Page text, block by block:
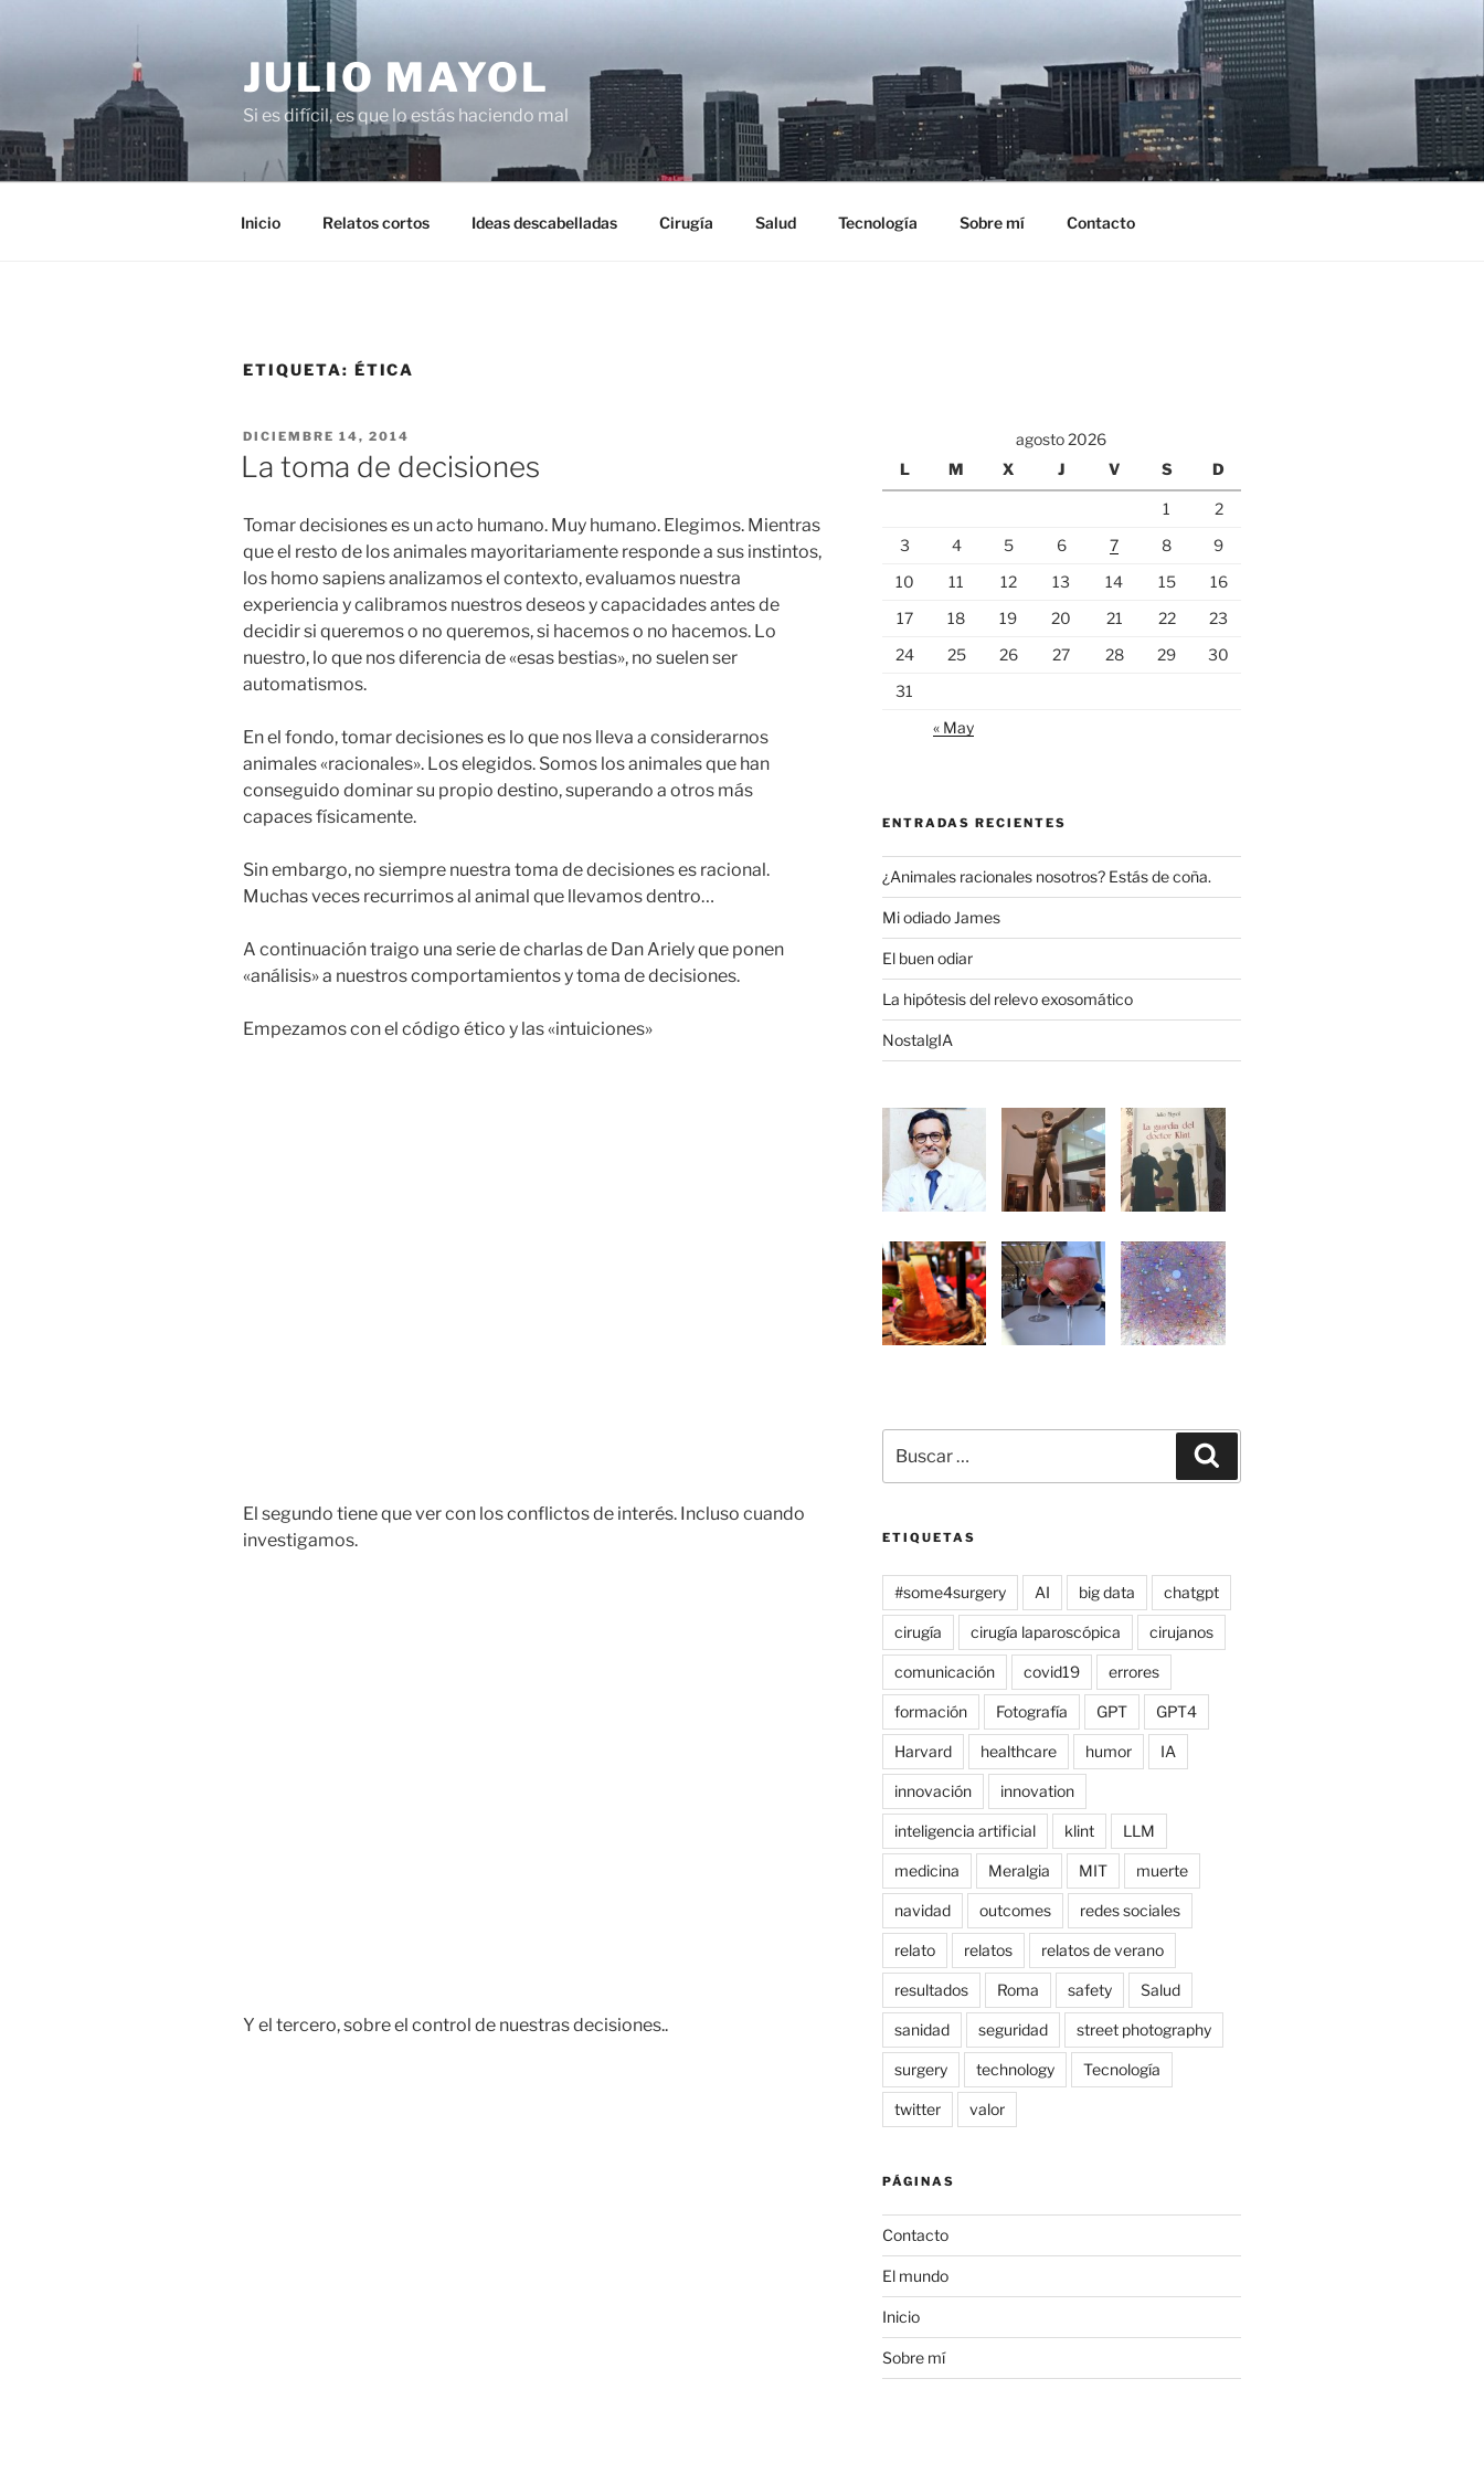
JULIO MAYOL
Si es difícil, es que lo estás haciendo mal
Inicio Relatos cortos Ideas descabelladas Cirugía Salud Tecnología Sobre mí Contacto
ETIQUETA: ÉTICA
PUBLICADO
EL
DICIEMBRE 14, 2014
La toma de decisiones
Tomar decisiones es un acto humano. Muy humano. Elegimos. Mientras
que el resto de los animales mayoritariamente responde a sus instintos,
los homo sapiens analizamos el contexto, evaluamos nuestra
experiencia y calibramos nuestros deseos y capacidades antes de
decidir si queremos o no queremos, si hacemos o no hacemos. Lo
nuestro, lo que nos diferencia de «esas bestias», no suelen ser
automatismos.
En el fondo, tomar decisiones es lo que nos lleva a considerarnos
animales «racionales». Los elegidos. Somos los animales que han
conseguido dominar su propio destino, superando a otros más
capaces físicamente.
Sin embargo, no siempre nuestra toma de decisiones es racional.
Muchas veces recurrimos al animal que llevamos dentro…
A continuación traigo una serie de charlas de Dan Ariely que ponen
«análisis» a nuestros comportamientos y toma de decisiones.
Empezamos con el código ético y las «intuiciones»
El segundo tiene que ver con los conflictos de interés. Incluso cuando
investigamos.
Y el tercero, sobre el control de nuestras decisiones..
agosto 2026
L
M X J V S D
1
2
3
4 5 6 7 8
9
10
11 12 13 14 15
16
17
18 19 20 21 22
23
24
25 26 27 28 29
30
31
« May
ENTRADAS RECIENTES
¿Animales racionales nosotros? Estás de coña.
Mi odiado James
El buen odiar
La hipótesis del relevo exosomático
NostalgIA
por:
ETIQUETAS
#some4surgery AI big data chatgpt
cirugía cirugía laparoscópica cirujanos
comunicación covid19 errores
formación Fotografía GPT GPT4
Harvard healthcare humor IA
innovación innovation
inteligencia artificial klint LLM
medicina Meralgia MIT muerte
navidad outcomes redes sociales
relato relatos relatos de verano
resultados Roma safety Salud
sanidad seguridad street photography
surgery technology Tecnología
twitter valor
PÁGINAS
Contacto
El mundo
Inicio
Sobre mí